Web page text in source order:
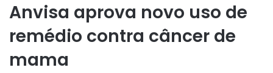
Anvisa aprova novo uso de
remédio contra câncer de
mama